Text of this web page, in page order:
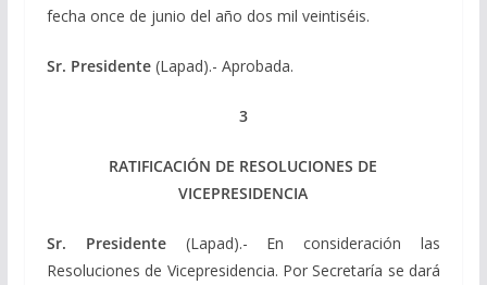
fecha once de junio del año dos mil veintiséis.
Sr. Presidente(Lapad).- Aprobada.
3
RATIFICACIÓN DE RESOLUCIONES DE
VICEPRESIDENCIA
Sr. Presidente (Lapad).- En consideración las
Resoluciones de Vicepresidencia. Por Secretaría se dará